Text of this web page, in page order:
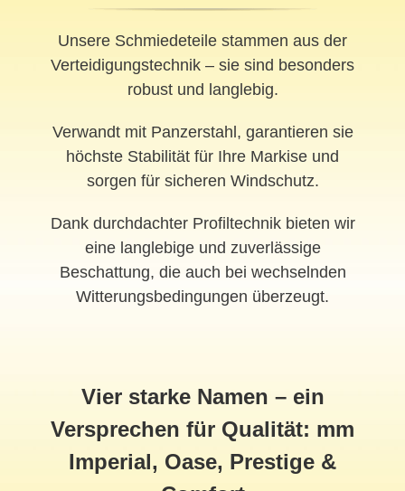
Unsere Schmiedeteile stammen aus der
Verteidigungstechnik – sie sind besonders
robust und langlebig.
Verwandt mit Panzerstahl, garantieren sie
höchste Stabilität für Ihre Markise und
sorgen für sicheren Windschutz.
Dank durchdachter Profiltechnik bieten wir
eine langlebige und zuverlässige
Beschattung, die auch bei wechselnden
Witterungsbedingungen überzeugt.
Vier starke Namen – ein
Versprechen für Qualität: mm
Imperial, Oase, Prestige &